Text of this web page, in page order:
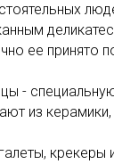
ее принято
-
из
крекеры